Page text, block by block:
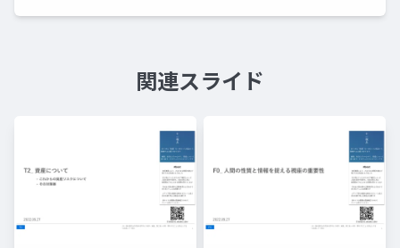
関連スライド